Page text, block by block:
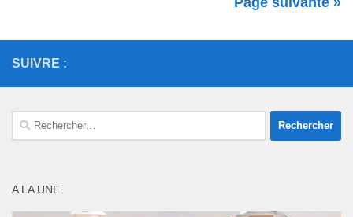
SUIVRE :
Rechercher :
A LA UNE